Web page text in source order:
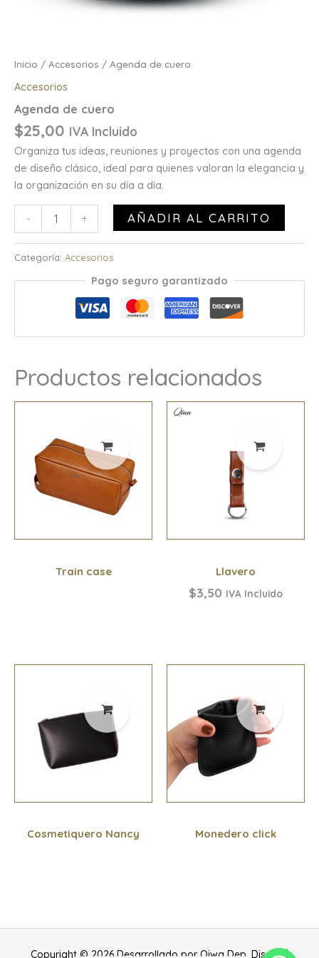
Inicio / Accesorios / Agenda de cuero
Accesorios
Agenda de cuero
$25,00 IVA Incluido
Organiza tus ideas, reuniones y proyectos con una agenda
de diseño clásico, ideal para quienes valoran la elegancia y
la organización en su día a día.
- + AÑADIR AL CARRITO
Categoría: Accesorios
Pago seguro garantizado
Productos relacionados
Train case Llavero
$3,50 IVA Incluido
Cosmetiquero Nancy Monedero click
Copyright © 2026 Desarrollado por Qiwa Dep. Diseño |